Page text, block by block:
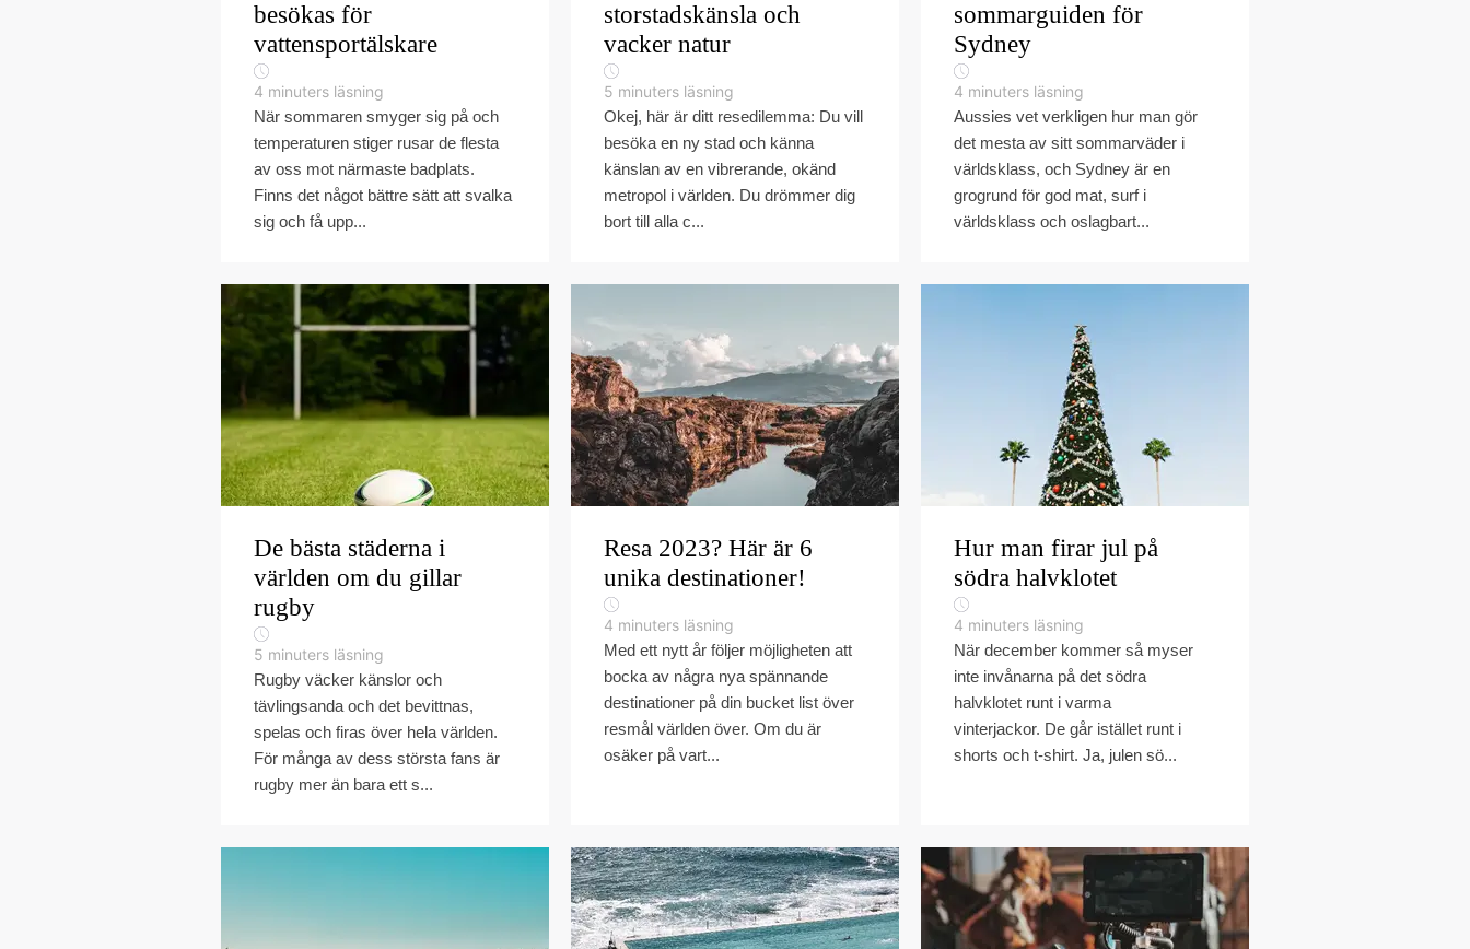
besökas för
vattensportälskare
4 minuters läsning
När sommaren smyger sig på och
temperaturen stiger rusar de flesta
av oss mot närmaste badplats.
Finns det något bättre sätt att svalka
sig och få upp...
storstadskänsla och
vacker natur
5 minuters läsning
Okej, här är ditt resedilemma: Du vill
besöka en ny stad och känna
känslan av en vibrerande, okänd
metropol i världen. Du drömmer dig
bort till alla c...
sommarguiden för
Sydney
4 minuters läsning
Aussies vet verkligen hur man gör
det mesta av sitt sommarväder i
världsklass, och Sydney är en
grogrund för god mat, surf i
världsklass och oslagbart...
De bästa städerna i
världen om du gillar
rugby
5 minuters läsning
Rugby väcker känslor och
tävlingsanda och det bevittnas,
spelas och firas över hela världen.
För många av dess största fans är
rugby mer än bara ett s...
Resa 2023? Här är 6
unika destinationer!
4 minuters läsning
Med ett nytt år följer möjligheten att
bocka av några nya spännande
destinationer på din bucket list över
resmål världen över. Om du är
osäker på vart...
Hur man firar jul på
södra halvklotet
4 minuters läsning
När december kommer så myser
inte invånarna på det södra
halvklotet runt i varma
vinterjackor. De går istället runt i
shorts och t-shirt. Ja, julen sö...